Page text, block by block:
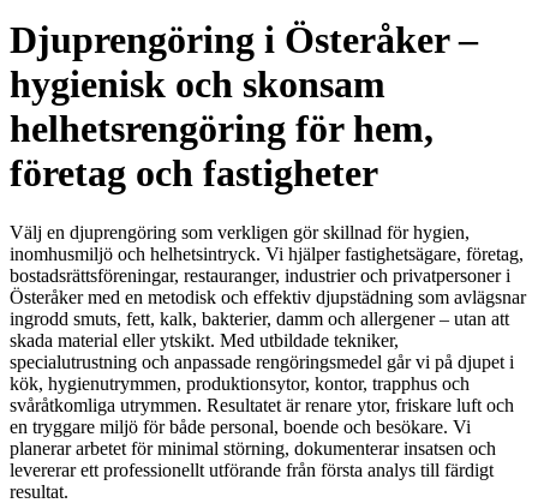
Djuprengöring i Österåker –
hygienisk och skonsam
helhetsrengöring för hem,
företag och fastigheter
Välj en djuprengöring som verkligen gör skillnad för hygien,
inomhusmiljö och helhetsintryck. Vi hjälper fastighetsägare, företag,
bostadsrättsföreningar, restauranger, industrier och privatpersoner i
Österåker med en metodisk och effektiv djupstädning som avlägsnar
ingrodd smuts, fett, kalk, bakterier, damm och allergener – utan att
skada material eller ytskikt. Med utbildade tekniker,
specialutrustning och anpassade rengöringsmedel går vi på djupet i
kök, hygienutrymmen, produktionsytor, kontor, trapphus och
svåråtkomliga utrymmen. Resultatet är renare ytor, friskare luft och
en tryggare miljö för både personal, boende och besökare. Vi
planerar arbetet för minimal störning, dokumenterar insatsen och
levererar ett professionellt utförande från första analys till färdigt
resultat.